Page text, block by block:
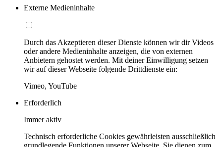
Externe Medieninhalte
Durch das Akzeptieren dieser Dienste können wir dir Videos
oder andere Medieninhalte anzeigen, die von externen
Anbietern gehostet werden. Mit deiner Einwilligung setzen
wir auf dieser Webseite folgende Drittdienste ein:
Vimeo, YouTube
Erforderlich
Immer aktiv
Technisch erforderliche Cookies gewährleisten ausschließlich
grundlegende Funktionen unserer Webseite. Sie dienen zum